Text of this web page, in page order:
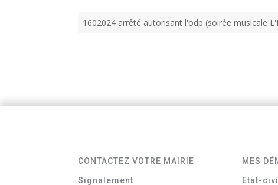
1602024 arrêté autorisant l'odp (soirée musicale
CONTACTEZ VOTRE MAIRIE
Signalement
MES
Etat-civil